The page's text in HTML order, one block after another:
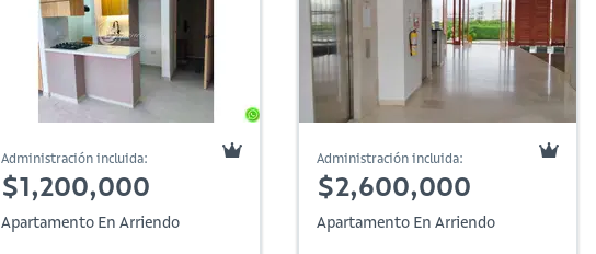
Administración incluida:
$1,200,000
Apartamento En Arriendo
Administración incluida:
$2,600,000
Apartamento En Arriendo